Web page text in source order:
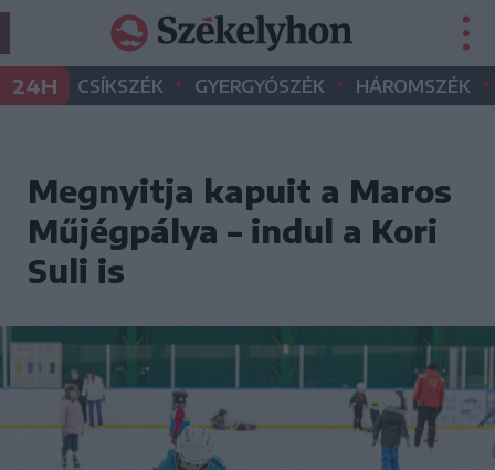
24H CSÍKSZÉK • GYERGYÓSZÉK • HÁROMSZÉK •
Megnyitja kapuit a Maros
Műjégpálya – indul a Kori
Suli is